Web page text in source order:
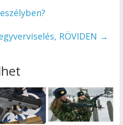
RÖVIDEN →